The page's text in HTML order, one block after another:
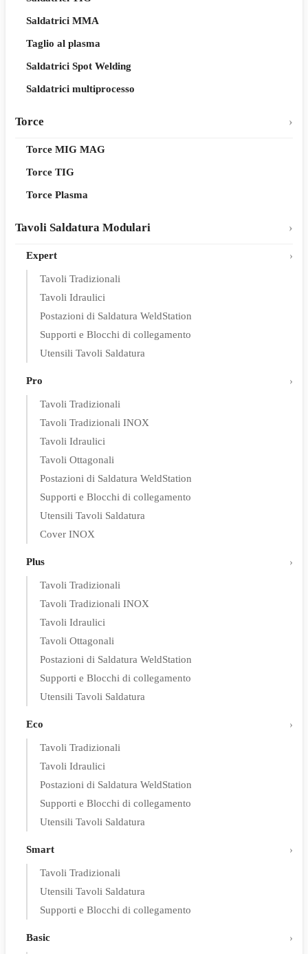
Saldatrici MMA
Taglio al plasma
Saldatrici Spot Welding
Saldatrici multiprocesso
Torce
Torce MIG MAG
Torce TIG
Torce Plasma
Tavoli Saldatura Modulari
Expert
Tavoli Tradizionali
Tavoli Idraulici
Postazioni di Saldatura WeldStation
Supporti e Blocchi di collegamento
Utensili Tavoli Saldatura
Pro
Tavoli Tradizionali
Tavoli Tradizionali INOX
Tavoli Idraulici
Tavoli Ottagonali
Postazioni di Saldatura WeldStation
Supporti e Blocchi di collegamento
Utensili Tavoli Saldatura
Cover INOX
Plus
Tavoli Tradizionali
Tavoli Tradizionali INOX
Tavoli Idraulici
Tavoli Ottagonali
Postazioni di Saldatura WeldStation
Supporti e Blocchi di collegamento
Utensili Tavoli Saldatura
Eco
Tavoli Tradizionali
Tavoli Idraulici
Postazioni di Saldatura WeldStation
Supporti e Blocchi di collegamento
Utensili Tavoli Saldatura
Smart
Tavoli Tradizionali
Utensili Tavoli Saldatura
Supporti e Blocchi di collegamento
Basic